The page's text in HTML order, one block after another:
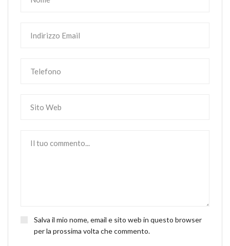
Salva il mio nome, email e sito web in questo browser
per la prossima volta che commento.